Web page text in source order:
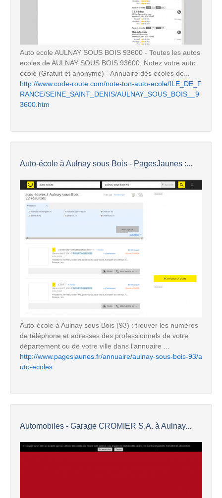
Auto ecole AULNAY SOUS BOIS 93600 - Toutes les autos
ecoles de AULNAY SOUS BOIS 93600, Notez votre auto
ecole (Gratuit et anonyme) - Annuaire des ecoles de...
http://www.code-route.com/note-ton-auto-ecole/ILE_DE_F
RANCE/SEINE_SAINT_DENIS/AULNAY_SOUS_BOIS__9
3600.htm
Auto-école à Aulnay sous Bois - PagesJaunes :...
Auto-école à Aulnay sous Bois (93) : trouver les numéros
de téléphone et adresses des professionnels de votre
département ou de votre ville dans l'annuaire ...
http://www.pagesjaunes.fr/annuaire/aulnay-sous-bois-93/a
uto-ecoles
Automobiles - Garage CROMIER S.A. à Aulnay...